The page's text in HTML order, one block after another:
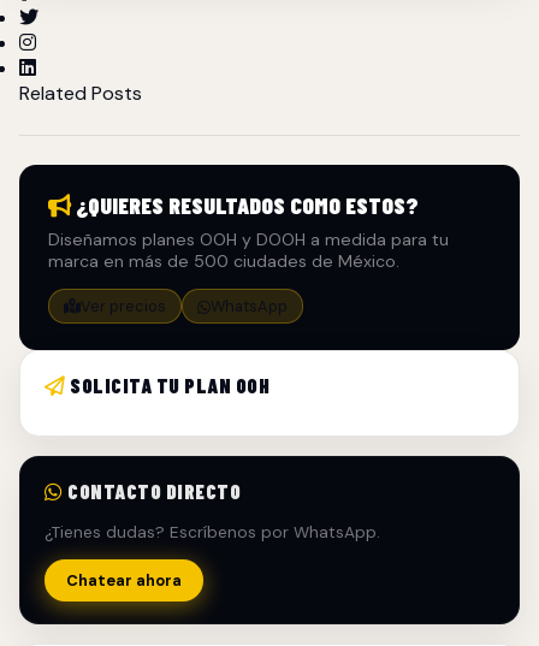
Related Posts
¿QUIERES RESULTADOS COMO ESTOS?
Diseñamos planes OOH y DOOH a medida para tu
marca en más de 500 ciudades de México.
Ver precios WhatsApp
SOLICITA TU PLAN OOH
CONTACTO DIRECTO
¿Tienes dudas? Escríbenos por WhatsApp.
Chatear ahora